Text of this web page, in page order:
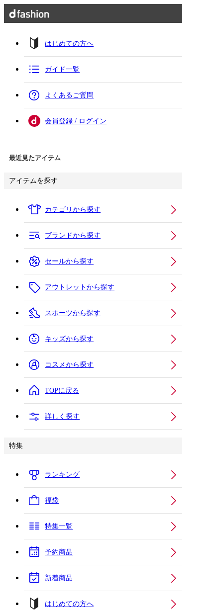
はじめての方へ
ガイド一覧
よくあるご質問
会員登録 / ログイン
最近見たアイテム
アイテムを探す
カテゴリから探す
ブランドから探す
セールから探す
アウトレットから探す
スポーツから探す
キッズから探す
コスメから探す
TOPに戻る
詳しく探す
特集
ランキング
福袋
特集一覧
予約商品
新着商品
はじめての方へ